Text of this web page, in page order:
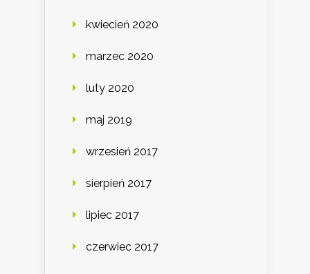
kwiecień 2020
marzec 2020
luty 2020
maj 2019
wrzesień 2017
sierpień 2017
lipiec 2017
czerwiec 2017